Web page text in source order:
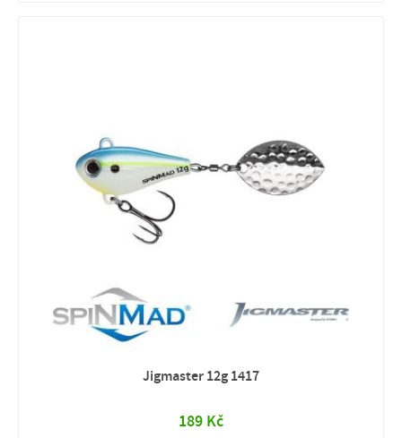
Jigmaster 12g 1417
189 Kč